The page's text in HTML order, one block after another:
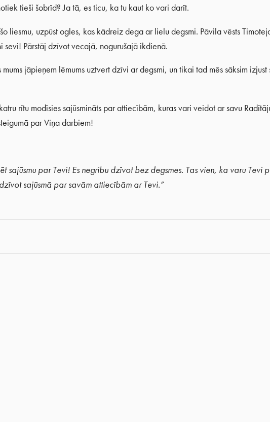
tieši šobrīd? Ja tā, es ticu, ka tu kaut ko vari darīt.
liesmu, uzpūst ogles, kas kādreiz dega ar lielu degsmi. Pāvila vēsts
sevi! Pārstāj dzīvot vecajā, nogurušajā ikdienā.
jāpieņem lēmums uztvert dzīvi ar degsmi, un tikai tad mēs sāksim izjust
rītu modīsies sajūsmināts par attiecībām, kuras vari veidot ar savu
par Viņa darbiem!
sajūsmu par Tevi! Es negribu dzīvot bez degsmes. Tas vien, ka varu Tevi
sajūsmā par savām attiecībām ar Tevi.”